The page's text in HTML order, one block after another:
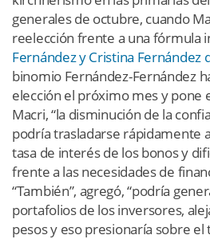
generales de octubre, cuando
reelección frente a una fórmula
Fernández y Cristina Fernández
binomio Fernández-Fernández
elección el próximo mes y pone
Macri, “la disminución de la
podría trasladarse rápidamente
tasa de interés de los bonos y
frente a las necesidades de
“También”, agregó, “podría
portafolios de los inversores,
pesos y eso presionaría sobre el